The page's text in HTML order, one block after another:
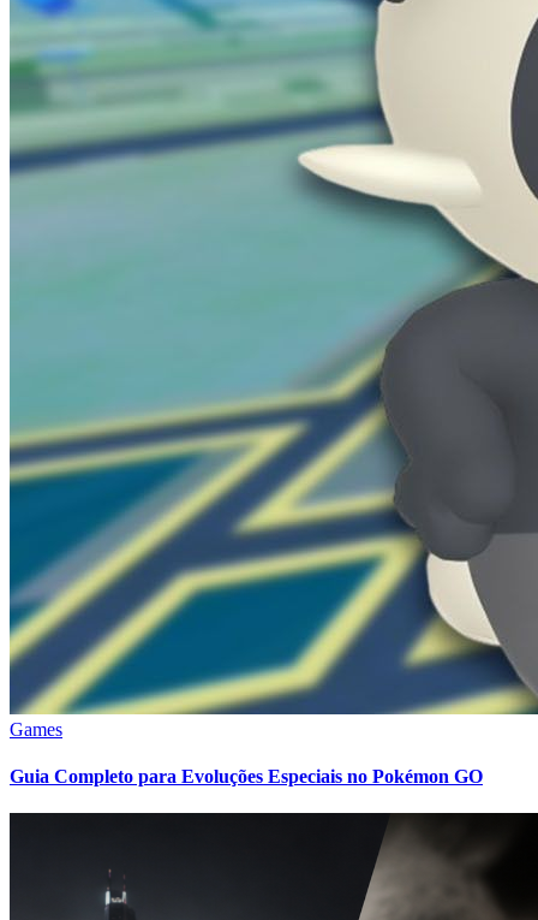
Games
Guia Completo para Evoluções Especiais no Pokémon GO